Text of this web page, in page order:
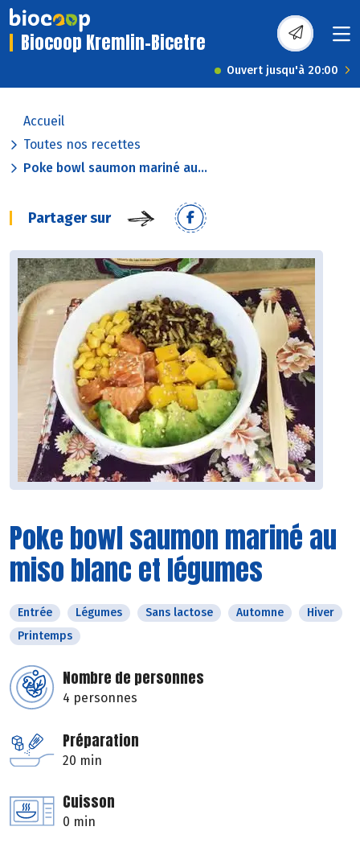
Biocoop Kremlin-Bicetre
Ouvert jusqu'à 20:00
Accueil
Toutes nos recettes
Poke bowl saumon mariné au...
Partager sur
Poke bowl saumon mariné au
miso blanc et légumes
Entrée Légumes Sans lactose Automne
Hiver
Printemps
Nombre de personnes
4 personnes
Préparation
20 min
Cuisson
0 min